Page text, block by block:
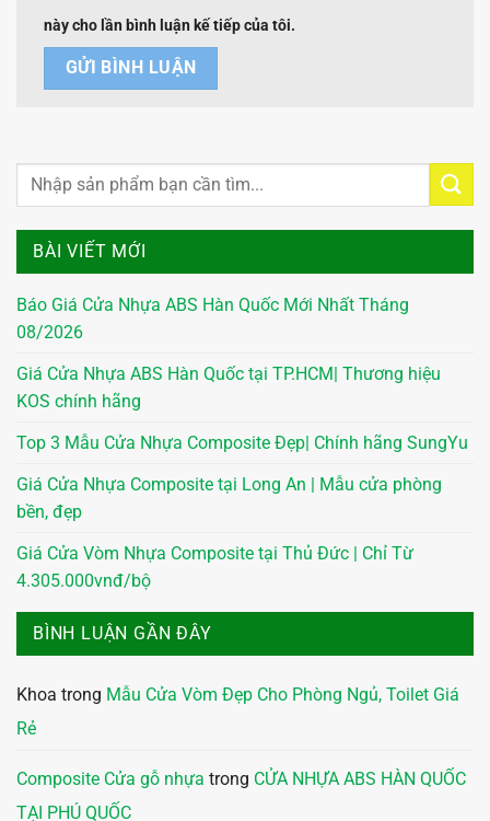
BÀI VIẾT MỚI
Báo Giá Cửa Nhựa ABS Hàn Quốc Mới Nhất Tháng
08/2026
Giá Cửa Nhựa ABS Hàn Quốc tại TP.HCM| Thương hiệu
KOS chính hãng
Top 3 Mẫu Cửa Nhựa Composite Đẹp| Chính hãng SungYu
Giá Cửa Nhựa Composite tại Long An | Mẫu cửa phòng
bền, đẹp
Giá Cửa Vòm Nhựa Composite tại Thủ Đức | Chỉ Từ
4.305.000vnđ/bộ
BÌNH LUẬN GẦN ĐÂY
Khoa trong Mẫu Cửa Vòm Đẹp Cho Phòng Ngủ, Toilet Giá
Rẻ
Composite Cửa gỗ nhựa trong CỬA NHỰA ABS HÀN QUỐC
TẠI PHÚ QUỐC
này cho lần bình luận kế tiếp của tôi.